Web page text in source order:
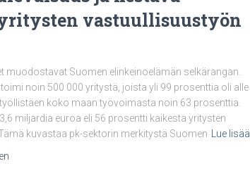
vastuullisuustyön
muodostavat Suomen elinkeinoelämän selkärangan.
noin 500 000 yritystä, joista yli 99 prosenttia oli alle
koko maan työvoimasta noin 63 prosenttia.
miljardia euroa eli 56 prosentti kaikesta yritysten
kuvastaa pk-sektorin merkitystä Suomen
Lue lisää